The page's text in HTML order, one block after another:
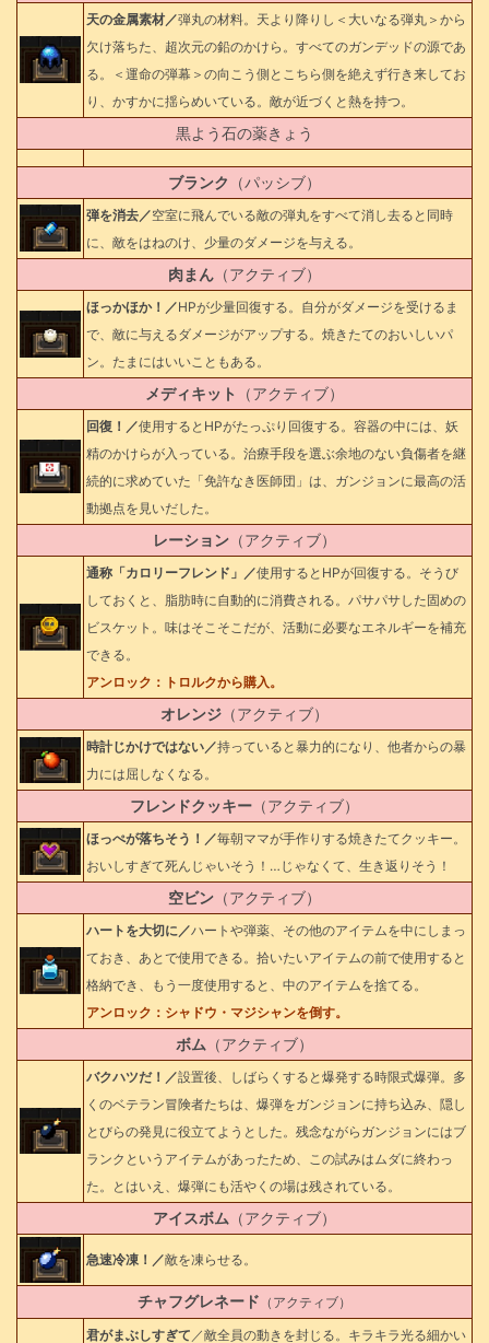
天の金属素材／弾丸の材料。天より降りし＜大いなる弾丸＞から
欠け落ちた、超次元の鉛のかけら。すべてのガンデッドの源であ
る。＜運命の弾幕＞の向こう側とこちら側を絶えず行き来してお
り、かすかに揺らめいている。敵が近づくと熱を持つ。
黒よう石の薬きょう
ブランク （パッシブ）
弾を消去／空室に飛んでいる敵の弾丸をすべて消し去ると同時
に、敵をはねのけ、少量のダメージを与える。
肉まん （アクティブ）
ほっかほか！／HPが少量回復する。自分がダメージを受けるま
で、敵に与えるダメージがアップする。焼きたてのおいしいパ
ン。たまにはいいこともある。
メディキット （アクティブ）
回復！／使用するとHPがたっぷり回復する。容器の中には、妖
精のかけらが入っている。治療手段を選ぶ余地のない負傷者を継
続的に求めていた「免許なき医師団」は、ガンジョンに最高の活
動拠点を見いだした。
レーション （アクティブ）
通称「カロリーフレンド」／使用するとHPが回復する。そうび
しておくと、脂肪時に自動的に消費される。パサパサした固めの
ビスケット。味はそこそこだが、活動に必要なエネルギーを補充
できる。
アンロック：トロルクから購入。
オレンジ （アクティブ）
時計じかけではない／持っていると暴力的になり、他者からの暴
力には屈しなくなる。
フレンドクッキー （アクティブ）
ほっぺが落ちそう！／毎朝ママが手作りする焼きたてクッキー。
おいしすぎて死んじゃいそう！…じゃなくて、生き返りそう！
空ビン （アクティブ）
ハートを大切に／ハートや弾薬、その他のアイテムを中にしまっ
ておき、あとで使用できる。拾いたいアイテムの前で使用すると
格納でき、もう一度使用すると、中のアイテムを捨てる。
アンロック：シャドウ・マジシャンを倒す。
ボム （アクティブ）
バクハツだ！／設置後、しばらくすると爆発する時限式爆弾。多
くのベテラン冒険者たちは、爆弾をガンジョンに持ち込み、隠し
とびらの発見に役立てようとした。残念ながらガンジョンにはブ
ランクというアイテムがあったため、この試みはムダに終わっ
た。とはいえ、爆弾にも活やくの場は残されている。
アイスボム （アクティブ）
急速冷凍！／敵を凍らせる。
チャフグレネード （アクティブ）
君がまぶしすぎて ／敵全員の動きを封じる。キラキラ光る細かい